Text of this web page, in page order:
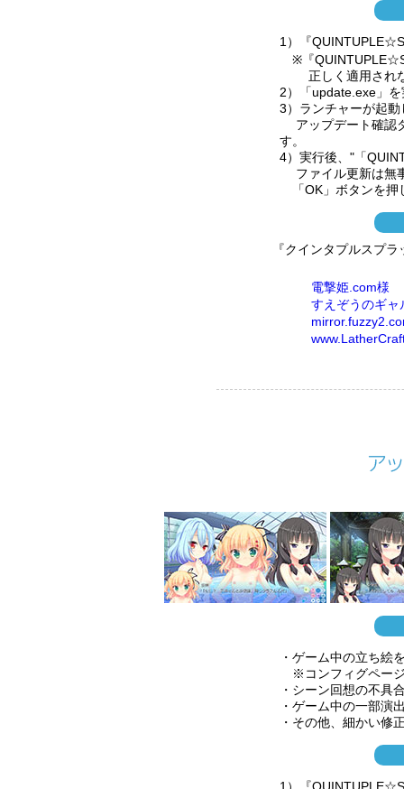
1）『
※『
正しく適用されな
2）「update.exe」
3）ランチャーが起
アップデート確認
す。
4）実行後、"「
ファイル更新は無
「OK」ボタンを押
『クインタプルスプ
電撃姫.com様
すえぞうのギャ
・ゲーム中の立ち絵
※コンフィグページ
・シーン回想の不具
・ゲーム中の一部演
・その他、細かい修